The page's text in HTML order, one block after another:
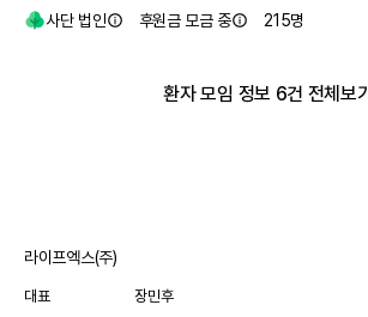
시행합니다.
사단 법인 후원금 모금 중 215명
환자 모임 정보 6건 전체보기
라이프엑스(주)
대표
장민후